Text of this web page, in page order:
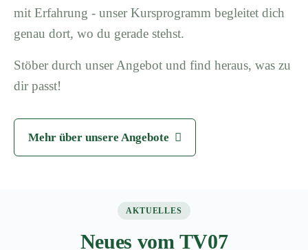
mit Erfahrung - unser Kursprogramm begleitet dich
genau dort, wo du gerade stehst.
Stöber durch unser Angebot und find heraus, was zu
dir passt!
Mehr über unsere Angebote
AKTUELLES
Neues vom TV07